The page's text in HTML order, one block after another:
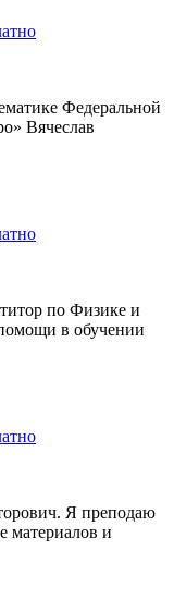
Федеральной
Вячеслав
по Физике и
в обучении
Я преподаю
материалов и